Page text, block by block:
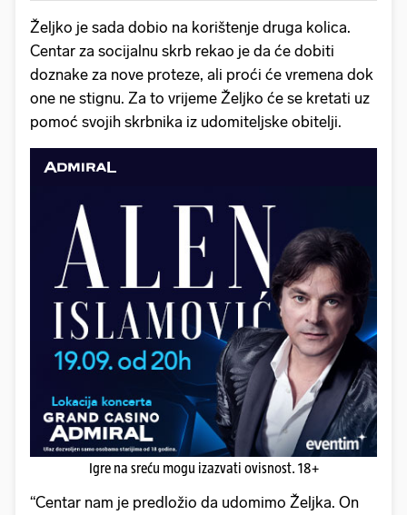
Željko je sada dobio na korištenje druga kolica.
Centar za socijalnu skrb rekao je da će dobiti
doznake za nove proteze, ali proći će vremena dok
one ne stignu. Za to vrijeme Željko će se kretati uz
pomoć svojih skrbnika iz udomiteljske obitelji.
Igre na sreću mogu izazvati ovisnost. 18+
“Centar nam je predložio da udomimo Željka. On